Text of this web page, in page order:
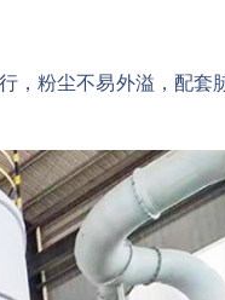
，粉尘不易外溢，配套